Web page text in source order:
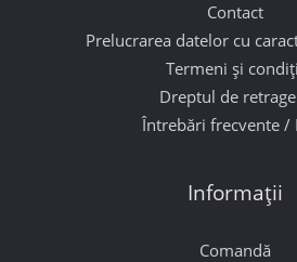
Contact
Prelucrarea datelor cu
Termeni și
Dreptul de
Întrebări frecvente /
Informații
Comandă